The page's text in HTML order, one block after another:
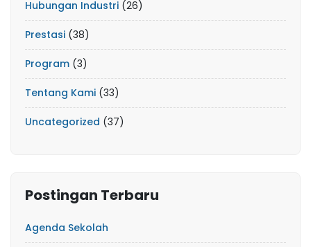
Hubungan Industri (26)
Prestasi (38)
Program (3)
Tentang Kami (33)
Uncategorized (37)
Postingan Terbaru
Agenda Sekolah